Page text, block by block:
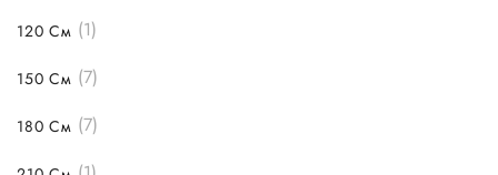
120 См (1)
150 См (7)
180 См (7)